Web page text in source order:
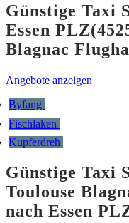
Günstige Taxi
Essen
Blagnac
Angebote anzeigen
Byfang
Fischlaken
Kupferdreh
Günstige Taxi
Toulouse
nach Essen